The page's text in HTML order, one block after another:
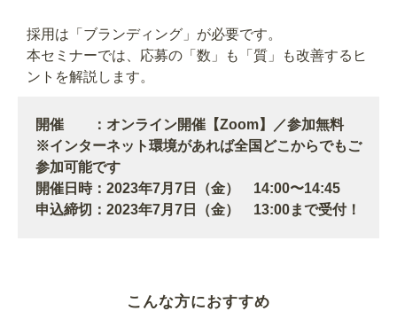
採用は「ブランディング」が必要です。
本セミナーでは、応募の「数」も「質」も改善するヒ
ントを解説します。
開催 ：オンライン開催【Zoom】／参加無料
※インターネット環境があれば全国どこからでもご
参加可能です
開催日時：2023年7月7日（金） 14:00〜14:45
申込締切：2023年7月7日（金） 13:00まで受付！
こんな方におすすめ